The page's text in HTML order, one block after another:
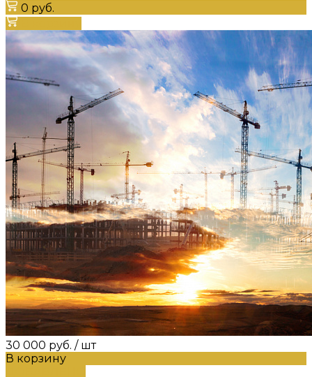
0 руб.
30 000 руб. / шт
В корзину